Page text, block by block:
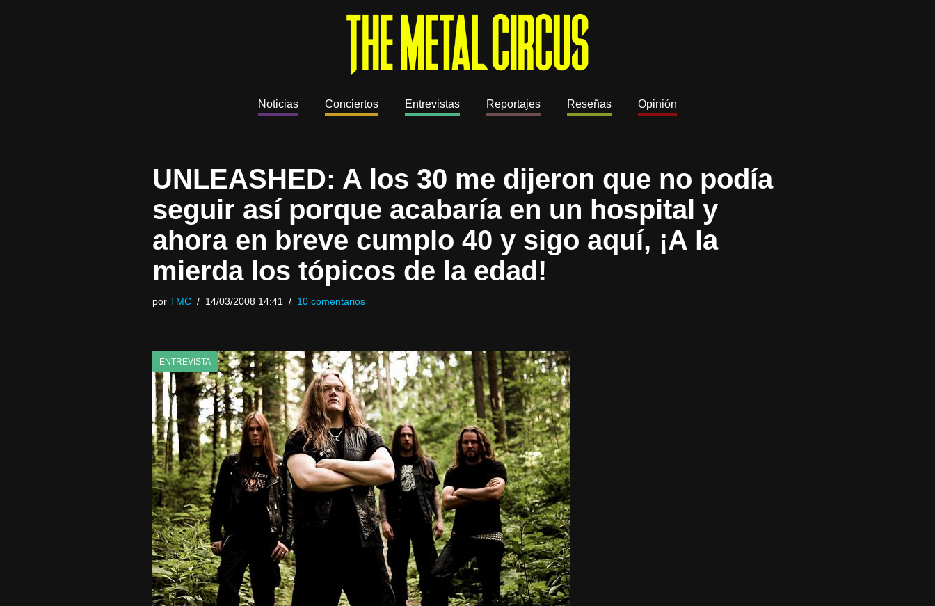
Noticias Conciertos Entrevistas Reportajes Reseñas Opinión
UNLEASHED: A los 30 me dijeron que no podía
seguir así porque acabaría en un hospital y
ahora en breve cumplo 40 y sigo aquí, ¡A la
mierda los tópicos de la edad!
por TMC 14/03/2008 14:41 10 comentarios
ENTREVISTA